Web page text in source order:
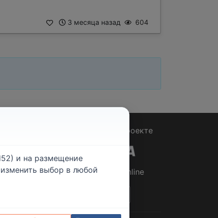
3 месяца назад 604
О проекте
© 2026Rabotniki.online
и на размещение
выбор в любой